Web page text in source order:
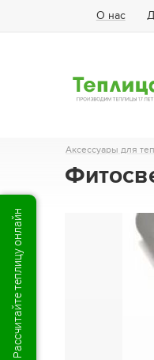
О нас
Аксессуары для
Рассчитайте теплицу онлайн